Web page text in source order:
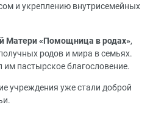
и укреплению внутрисемейных
Матери «Помощница в родах»,
родов и мира в семьях.
пастырское благословение.
учреждения уже стали доброй